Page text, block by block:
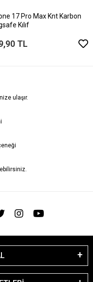
17 Pro Max Knt Karbon
Kılıf
TL
ulaşır.